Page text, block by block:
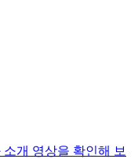
개 영상을 확인해 보